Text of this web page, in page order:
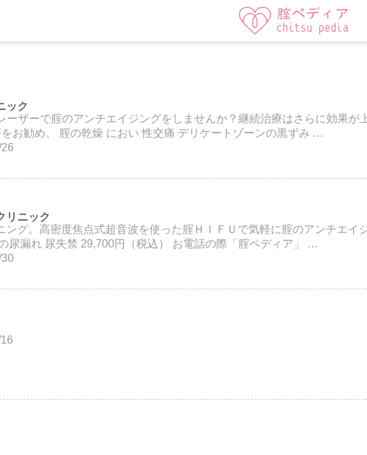
ック
ーザーで腟のアンチエイジングをしませんか？継続治療はさらに効果が
お勧め。 腟の乾燥 におい 性交痛 デリケートゾーンの黒ずみ …
リニック
ング。高密度焦点式超音波を使った腟ＨＩＦＵで気軽に腟のアンチエイ
尿漏れ 尿失禁 29,700円（税込） お電話の際「腟ペディア」 …